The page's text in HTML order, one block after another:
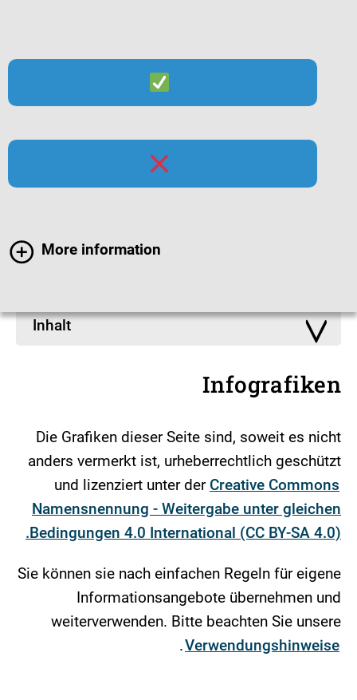
More information
Menü
Infomaterialien zu
Atemwegsinfektionen
Inhalt
Infografiken
Die Grafiken dieser Seite sind, soweit es nicht
anders vermerkt ist, urheberrechtlich geschützt
und lizenziert unter der Creative Commons
Namensnennung - Weitergabe unter gleichen
Bedingungen 4.0 International (CC BY-SA 4.0).
Sie können sie nach einfachen Regeln für eigene
Informationsangebote übernehmen und
weiterverwenden. Bitte beachten Sie unsere
Verwendungshinweise
.